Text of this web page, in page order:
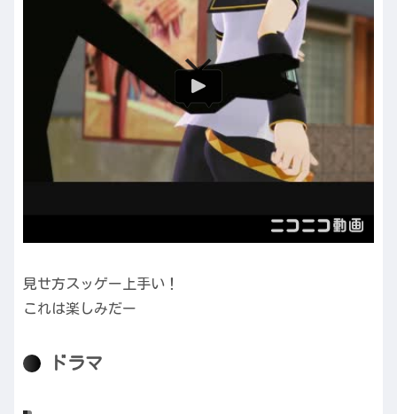
見せ方スッゲー上手い！
これは楽しみだー
ドラマ